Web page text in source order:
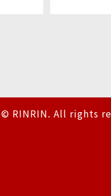
RINRIN. All rights